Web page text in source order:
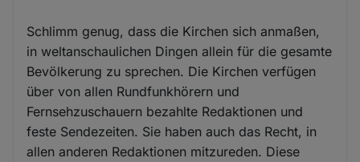
Schlimm genug, dass die Kirchen sich anmaßen,
in weltanschaulichen Dingen allein für die gesamte
Bevölkerung zu sprechen. Die Kirchen verfügen
über von allen Rundfunkhörern und
Fernsehzuschauern bezahlte Redaktionen und
feste Sendezeiten. Sie haben auch das Recht, in
allen anderen Redaktionen mitzureden. Diese